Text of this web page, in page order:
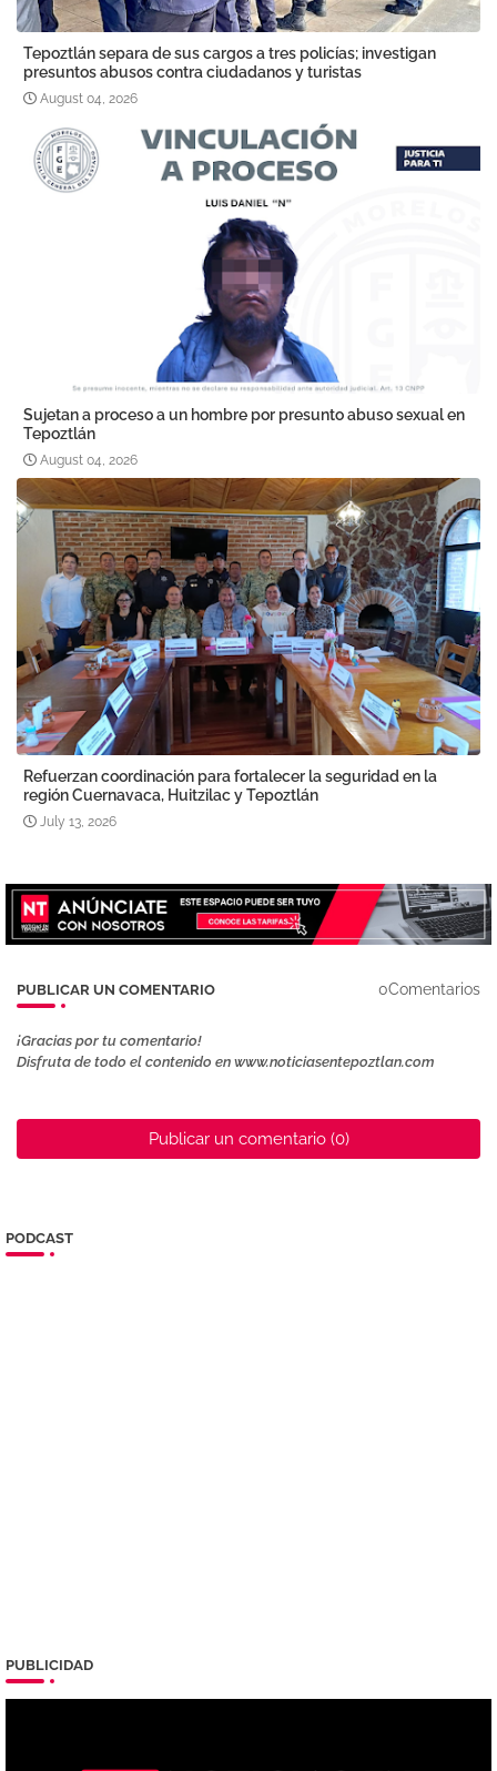
Tepoztlán separa de sus cargos a tres policías; investigan
presuntos abusos contra ciudadanos y turistas
August 04, 2026
Sujetan a proceso a un hombre por presunto abuso sexual en
Tepoztlán
August 04, 2026
Refuerzan coordinación para fortalecer la seguridad en la
región Cuernavaca, Huitzilac y Tepoztlán
July 13, 2026
PUBLICAR UN COMENTARIO 0Comentarios
¡Gracias por tu comentario!
Disfruta de todo el contenido en www.noticiasentepoztlan.com
Publicar un comentario (0)
PODCAST
PUBLICIDAD